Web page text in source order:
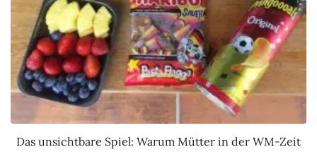
Das unsichtbare Spiel: Warum Mütter in der WM-Zeit